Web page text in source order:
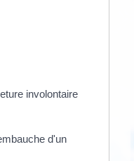
involontaire
d'un